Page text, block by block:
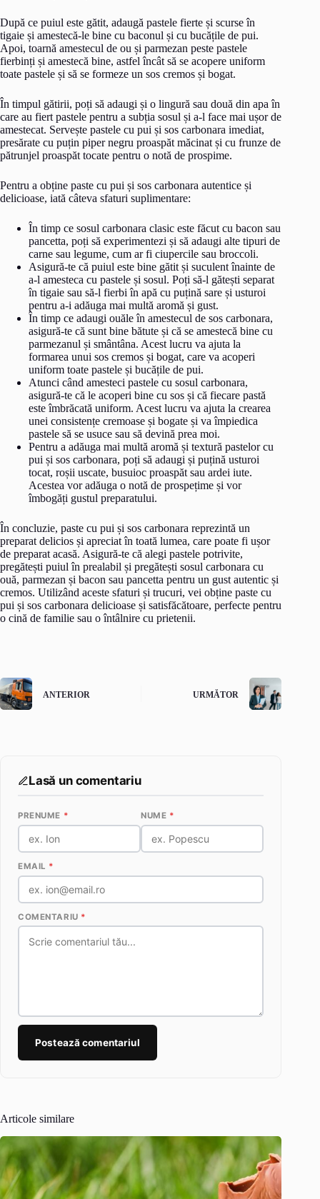
După ce puiul este gătit, adaugă pastele fierte și scurse în
tigaie și amestecă-le bine cu baconul și cu bucățile de pui.
Apoi, toarnă amestecul de ou și parmezan peste pastele
fierbinți și amestecă bine, astfel încât să se acopere uniform
toate pastele și să se formeze un sos cremos și bogat.
În timpul gătirii, poți să adaugi și o lingură sau două din apa în
care au fiert pastele pentru a subția sosul și a-l face mai ușor de
amestecat. Servește pastele cu pui și sos carbonara imediat,
presărate cu puțin piper negru proaspăt măcinat și cu frunze de
pătrunjel proaspăt tocate pentru o notă de prospime.
Pentru a obține paste cu pui și sos carbonara autentice și
delicioase, iată câteva sfaturi suplimentare:
În timp ce sosul carbonara clasic este făcut cu bacon sau
pancetta, poți să experimentezi și să adaugi alte tipuri de
carne sau legume, cum ar fi ciupercile sau broccoli.
Asigură-te că puiul este bine gătit și suculent înainte de
a-l amesteca cu pastele și sosul. Poți să-l gătești separat
în tigaie sau să-l fierbi în apă cu puțină sare și usturoi
pentru a-i adăuga mai multă aromă și gust.
În timp ce adaugi ouăle în amestecul de sos carbonara,
asigură-te că sunt bine bătute și că se amestecă bine cu
parmezanul și smântâna. Acest lucru va ajuta la
formarea unui sos cremos și bogat, care va acoperi
uniform toate pastele și bucățile de pui.
Atunci când amesteci pastele cu sosul carbonara,
asigură-te că le acoperi bine cu sos și că fiecare pastă
este îmbrăcată uniform. Acest lucru va ajuta la crearea
unei consistențe cremoase și bogate și va împiedica
pastele să se usuce sau să devină prea moi.
Pentru a adăuga mai multă aromă și textură pastelor cu
pui și sos carbonara, poți să adaugi și puțină usturoi
tocat, roșii uscate, busuioc proaspăt sau ardei iute.
Acestea vor adăuga o notă de prospețime și vor
îmbogăți gustul preparatului.
În concluzie, paste cu pui și sos carbonara reprezintă un
preparat delicios și apreciat în toată lumea, care poate fi ușor
de preparat acasă. Asigură-te că alegi pastele potrivite,
pregătești puiul în prealabil și pregătești sosul carbonara cu
ouă, parmezan și bacon sau pancetta pentru un gust autentic și
cremos. Utilizând aceste sfaturi și trucuri, vei obține paste cu
pui și sos carbonara delicioase și satisfăcătoare, perfecte pentru
o cină de familie sau o întâlnire cu prietenii.
ANTERIOR URMĂTOR
Lasă un comentariu
PRENUME * NUME *
EMAIL *
COMENTARIU *
Postează comentariul
Articole similare